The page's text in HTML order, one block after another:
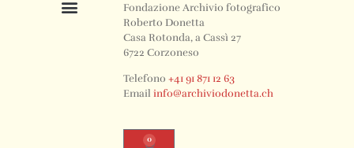
Fondazione Archivio fotografico
Roberto Donetta
Casa Rotonda, a Cassì 27
6722 Corzoneso
Telefono+41 91 871 12 63
Emailinfo@archiviodonetta.ch
0